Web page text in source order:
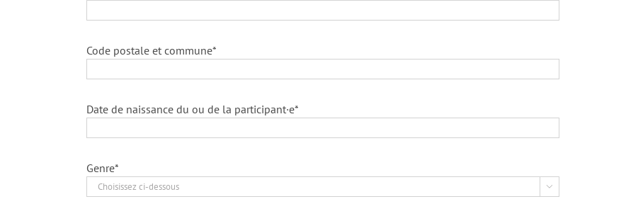
Code postale et commune*
Date de naissance du ou de la participant·e*
Genre*
